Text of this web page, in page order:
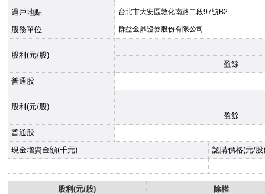
過戶地點 台北市大安區敦化南路二段97號B2
股務單位 群益金鼎證券股份有限公司
股利(元/股)
盈餘
普通股
股利(元/股)
盈餘
普通股
現金增資金額(千元)
認購價格(元/股)
股利(元/股)
除權